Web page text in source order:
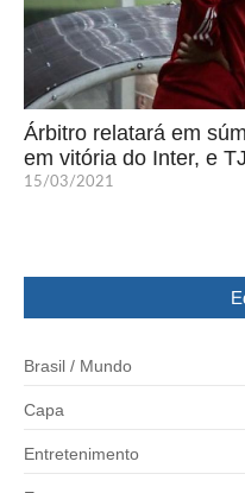
Árbitro relatará em
em vitória do Inter, e
15/03/2021
Brasil / Mundo
Capa
Entretenimento